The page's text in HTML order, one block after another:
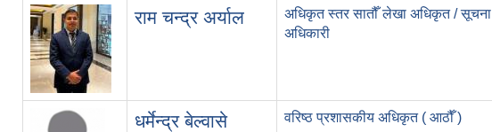
राम चन्द्र अर्याल
अधिकृत स्तर सातौँ लेखा अधिकृत / सूचना
अधिकारी
धर्मेन्द्र बेल्वासे वरिष्ठ प्रशासकीय अधिकृत ( आठौँ )